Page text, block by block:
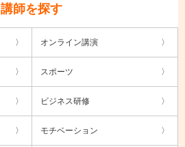
講師を探す
オンライン講演
スポーツ
ビジネス研修
モチベーション